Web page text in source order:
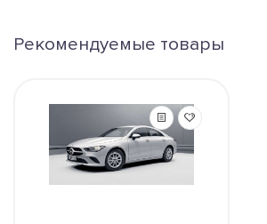
Рекомендуемые товары